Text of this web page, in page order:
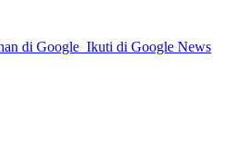
di Google Ikuti di Google News